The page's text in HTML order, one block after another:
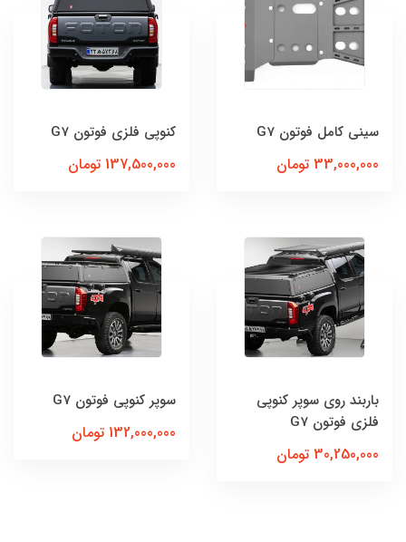
سینی کامل فوتون G7
33,000,000 تومان
کنوپی فلزی فوتون G7
137,500,000 تومان
باربند روی سوپر کنوپی
فلزی فوتون G7
30,250,000 تومان
سوپر کنوپی فوتون G7
132,000,000 تومان